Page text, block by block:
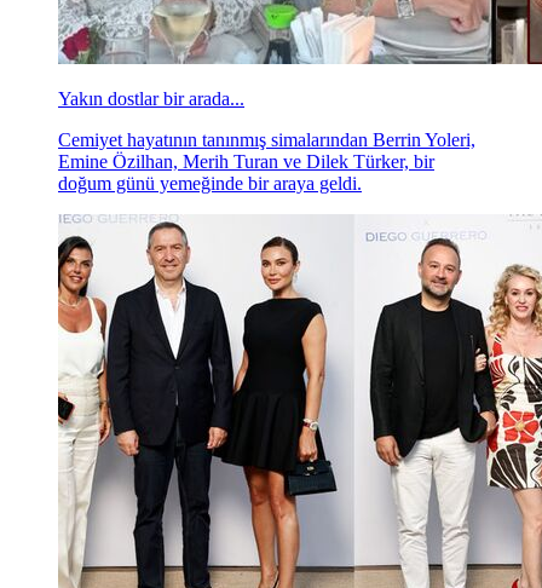
Yakın dostlar bir arada...
Cemiyet hayatının tanınmış simalarından Berrin Yoleri,
Emine Özilhan, Merih Turan ve Dilek Türker, bir
doğum günü yemeğinde bir araya geldi.